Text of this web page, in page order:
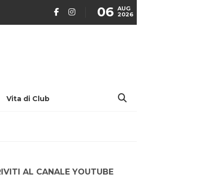
06 AUG
2026
Vita di Club
AL CANALE YOUTUBE